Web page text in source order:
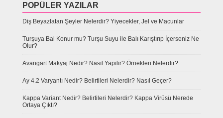
POPÜLER YAZILAR
Diş Beyazlatan Şeyler Nelerdir? Yiyecekler, Jel ve Macunlar
Turşuya Bal Konur mu? Turşu Suyu ile Balı Karıştırıp İçerseniz Ne
Olur?
Avangart Makyaj Nedir? Nasıl Yapılır? Örnekleri Nelerdir?
Ay 4.2 Varyantı Nedir? Belirtileri Nelerdir? Nasıl Geçer?
Kappa Variant Nedir? Belirtileri Nelerdir? Kappa Virüsü Nerede
Ortaya Çıktı?